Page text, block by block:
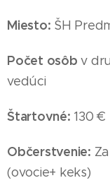
Miesto: ŠH
Počet osôb v
vedúci
Štartovné: 130 €
Občerstvenie:
(ovocie+ keks)